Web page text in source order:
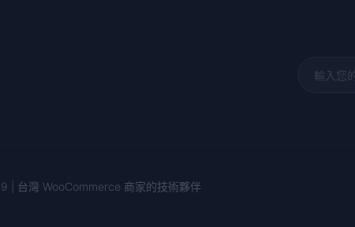
台灣 WooCommerce 商家的技術夥伴